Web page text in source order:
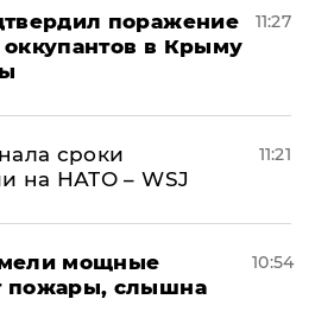
поражение
в Крыму
11:27
сроки
на НАТО – WSJ
11:21
мощные
пожары, слышна
10:54